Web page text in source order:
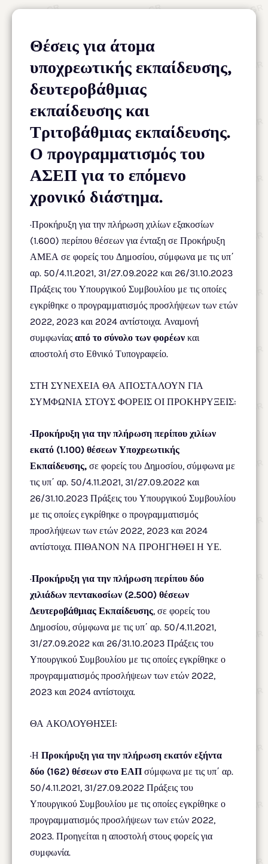
Θέσεις για άτομα
υποχρεωτικής εκπαίδευσης,
δευτεροβάθμιας
εκπαίδευσης και
Τριτοβάθμιας εκπαίδευσης.
Ο προγραμματισμός του
ΑΣΕΠ για το επόμενο
χρονικό διάστημα.
·Προκήρυξη για την πλήρωση χιλίων εξακοσίων
(1.600) περίπου θέσεων για ένταξη σε Προκήρυξη
ΑΜΕΑ σε φορείς του Δημοσίου, σύμφωνα με τις υπ΄
αρ. 50/4.11.2021, 31/27.09.2022 και 26/31.10.2023
Πράξεις του Υπουργικού Συμβουλίου με τις οποίες
εγκρίθηκε ο προγραμματισμός προσλήψεων των ετών
2022, 2023 και 2024 αντίστοιχα. Αναμονή
συμφωνίας από το σύνολο των φορέων και
αποστολή στο Εθνικό Τυπογραφείο.
ΣΤΗ ΣΥΝΕΧΕΙΑ ΘΑ ΑΠΟΣΤΑΛΟΥΝ ΓΙΑ
ΣΥΜΦΩΝΙΑ ΣΤΟΥΣ ΦΟΡΕΙΣ ΟΙ ΠΡΟΚΗΡΥΞΕΙΣ:
·Προκήρυξη για την πλήρωση περίπου χιλίων
εκατό (1.100) θέσεων Υποχρεωτικής
Εκπαίδευσης, σε φορείς του Δημοσίου, σύμφωνα με
τις υπ΄ αρ. 50/4.11.2021, 31/27.09.2022 και
26/31.10.2023 Πράξεις του Υπουργικού Συμβουλίου
με τις οποίες εγκρίθηκε ο προγραμματισμός
προσλήψεων των ετών 2022, 2023 και 2024
αντίστοιχα. ΠΙΘΑΝΟΝ ΝΑ ΠΡΟΗΓΗΘΕΙ Η ΥΕ.
·Προκήρυξη για την πλήρωση περίπου δύο
χιλιάδων πεντακοσίων (2.500) θέσεων
Δευτεροβάθμιας Εκπαίδευσης, σε φορείς του
Δημοσίου, σύμφωνα με τις υπ΄ αρ. 50/4.11.2021,
31/27.09.2022 και 26/31.10.2023 Πράξεις του
Υπουργικού Συμβουλίου με τις οποίες εγκρίθηκε ο
προγραμματισμός προσλήψεων των ετών 2022,
2023 και 2024 αντίστοιχα.
ΘΑ ΑΚΟΛΟΥΘΗΣΕΙ:
·Η Προκήρυξη για την πλήρωση εκατόν εξήντα
δύο (162) θέσεων στο ΕΑΠ σύμφωνα με τις υπ΄ αρ.
50/4.11.2021, 31/27.09.2022 Πράξεις του
Υπουργικού Συμβουλίου με τις οποίες εγκρίθηκε ο
προγραμματισμός προσλήψεων των ετών 2022,
2023. Προηγείται η αποστολή στους φορείς για
συμφωνία.